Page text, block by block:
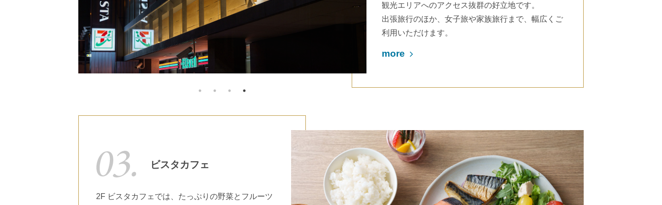
観光エリアへのアクセス抜群の好立地です。
出張旅行のほか、女子旅や家族旅行まで、幅広くご
利用いただけます。
more
ビスタカフェ
2F ビスタカフェでは、たっぷりの野菜とフルーツ